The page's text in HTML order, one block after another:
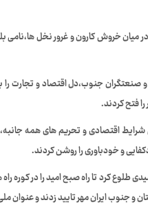
خروش کارون و غرور نخل ها،نامی
و صنعتگران جنوب،دل اقتصاد و تجارت
را فتح کردند.
بدترین شرایط اقتصادی و تحریم های
و خودباوری را روشن کردند.
طلوع کرد تا راه صبح امید را
جنوب ایران مهر تایید زدند و عنوان